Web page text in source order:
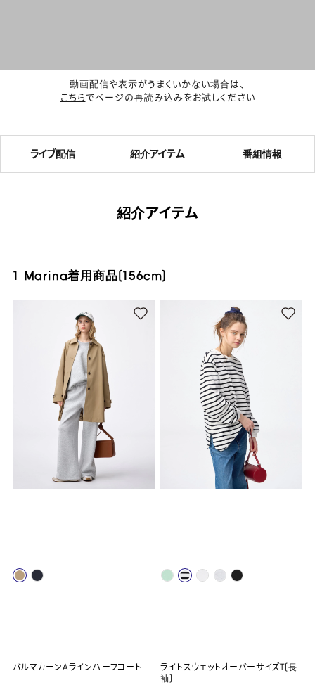
動画配信や表示がうまくいかない場合は、
こちらでページの再読み込みをお試しください
ライブ配信 紹介アイテム 番組情報
紹介アイテム
1 Marina着用商品(156cm)
バルマカーンAラインハーフコート
ライトスウェットオーバーサイズT(長
袖)